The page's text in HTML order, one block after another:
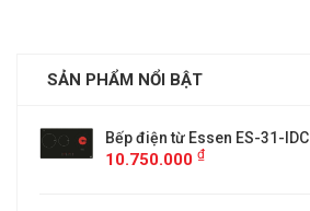
SẢN PHẨM NỔI BẬT
Bếp điện từ Essen ES-31-IDC
10.750.000 ₫